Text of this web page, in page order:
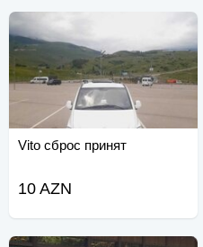
Vito сброс принят
10 AZN